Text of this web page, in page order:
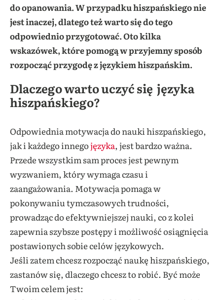
do opanowania. W przypadku hiszpańskiego nie
jest inaczej, dlatego też warto się do tego
odpowiednio przygotować. Oto kilka
wskazówek, które pomogą w przyjemny sposób
rozpocząć przygodę z językiem hiszpańskim.
Dlaczego warto uczyć się języka
hiszpańskiego?
Odpowiednia motywacja do nauki hiszpańskiego,
jak i każdego innegojęzyka, jest bardzo ważna.
Przede wszystkim sam proces jest pewnym
wyzwaniem, który wymaga czasu i
zaangażowania. Motywacja pomaga w
pokonywaniu tymczasowych trudności,
prowadząc do efektywniejszej nauki, co z kolei
zapewnia szybsze postępy i możliwość osiągnięcia
postawionych sobie celów językowych.
Jeśli zatem chcesz rozpocząć naukę hiszpańskiego,
zastanów się, dlaczego chcesz to robić. Być może
Twoim celem jest: